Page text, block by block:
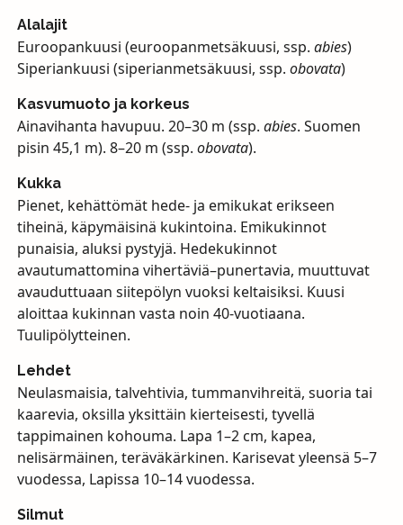
Alalajit
Euroopankuusi (euroopanmetsäkuusi, ssp. abies)
Siperiankuusi (siperianmetsäkuusi, ssp. obovata)
Kasvumuoto ja korkeus
Ainavihanta havupuu. 20–30 m (ssp. abies. Suomen
pisin 45,1 m). 8–20 m (ssp. obovata).
Kukka
Pienet, kehättömät hede- ja emikukat erikseen
tiheinä, käpymäisinä kukintoina. Emikukinnot
punaisia, aluksi pystyjä. Hedekukinnot
avautumattomina vihertäviä–punertavia, muuttuvat
avauduttuaan siitepölyn vuoksi keltaisiksi. Kuusi
aloittaa kukinnan vasta noin 40-vuotiaana.
Tuulipölytteinen.
Lehdet
Neulasmaisia, talvehtivia, tummanvihreitä, suoria tai
kaarevia, oksilla yksittäin kierteisesti, tyvellä
tappimainen kohouma. Lapa 1–2 cm, kapea,
nelisärmäinen, teräväkärkinen. Karisevat yleensä 5–7
vuodessa, Lapissa 10–14 vuodessa.
Silmut